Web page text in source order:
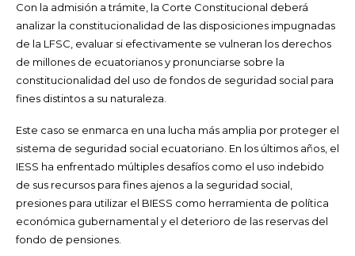
Con la admisión a trámite, la Corte Constitucional deberá
analizar la constitucionalidad de las disposiciones impugnadas
de la LFSC, evaluar si efectivamente se vulneran los derechos
de millones de ecuatorianos y pronunciarse sobre la
constitucionalidad del uso de fondos de seguridad social para
fines distintos a su naturaleza.
Este caso se enmarca en una lucha más amplia por proteger el
sistema de seguridad social ecuatoriano. En los últimos años, el
IESS ha enfrentado múltiples desafíos como el uso indebido
de sus recursos para fines ajenos a la seguridad social,
presiones para utilizar el BIESS como herramienta de política
económica gubernamental y el deterioro de las reservas del
fondo de pensiones.